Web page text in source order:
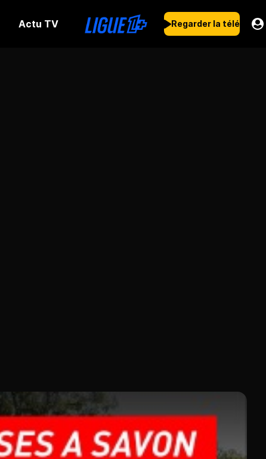
Actu TV Regarder la télé